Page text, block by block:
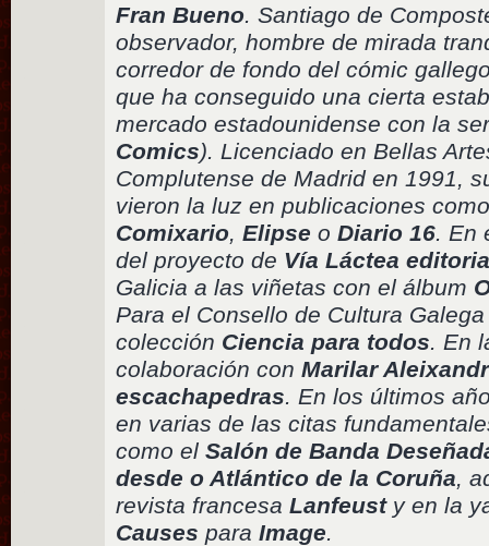
Fran Bueno . Santiago de
observador, hombre de mirada
corredor de fondo del cómic
que ha conseguido una cierta
mercado estadounidense con la
Comics). Licenciado en Bellas
Complutense de Madrid en 1991,
vieron la luz en publicaciones
Comixario ,Elipse oDiario 16 .
del proyecto de Vía Láctea
Galicia a las viñetas con el álbum
Para el Consello de Cultura
colección Ciencia para todos . En
colaboración conMarilar
escachapedras . En los últimos
en varias de las citas
como elSalón de Banda
desde o Atlántico de la Coruña ,
revista francesaLanfeusty en la
Causes paraImage